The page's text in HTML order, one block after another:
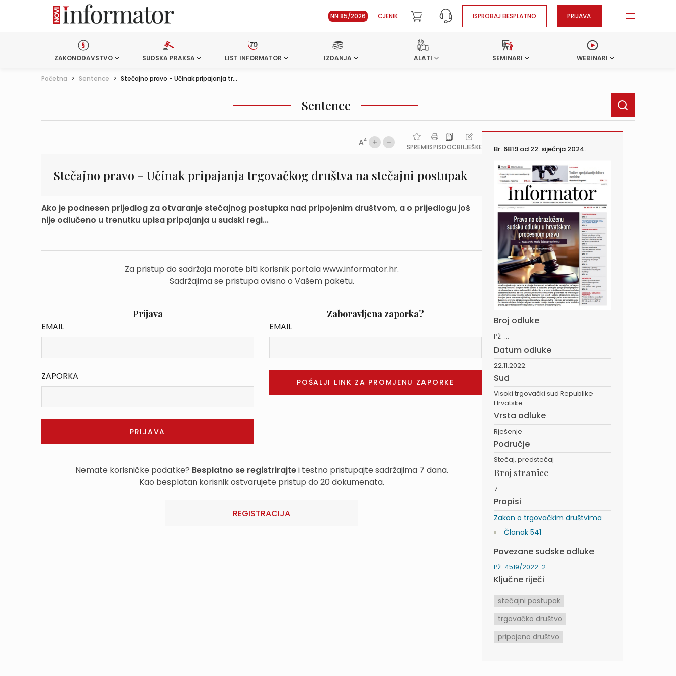
NN 85/2026 CJENIK ISPROBAJ BESPLATNO PRIJAVA
ZAKONODAVSTVO SUDSKA PRAKSA LIST INFORMATOR IZDANJA ALATI SEMINARI WEBINARI
Početna > Sentence > Stečajno pravo - Učinak pripajanja tr...
Sentence
AA
SPREMIISPISDOCBILJEŠKE
Stečajno pravo - Učinak pripajanja trgovačkog društva na stečajni postupak
Ako je podnesen prijedlog za otvaranje stečajnog postupka nad pripojenim društvom, a o prijedlogu još
nije odlučeno u trenutku upisa pripajanja u sudski regi...
Za pristup do sadržaja morate biti korisnik portala www.informator.hr.
Sadržajima se pristupa ovisno o Vašem paketu.
Prijava
EMAIL
ZAPORKA
Zaboravljena zaporka?
EMAIL
Nemate korisničke podatke? Besplatno se registrirajtei testno pristupajte sadržajima 7 dana.
Kao besplatan korisnik ostvarujete pristup do 20 dokumenata.
REGISTRACIJA
Br. 6819 od 22. siječnja 2024.
Broj odluke
Pž-...
Datum odluke
22.11.2022.
Sud
Visoki trgovački sud Republike
Hrvatske
Vrsta odluke
Rješenje
Područje
Stečaj, predstečaj
Broj stranice
7
Propisi
Zakon o trgovačkim društvima
Članak 541
Povezane sudske odluke
Pž-4519/2022-2
Ključne riječi
stečajni postupak
trgovačko društvo
pripojeno društvo